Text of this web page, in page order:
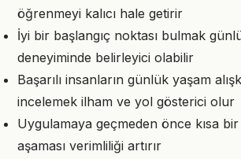
öğrenmeyi kalıcı hale getirir
İyi bir başlangıç noktası bulmak
deneyiminde belirleyici olabilir
Başarılı insanların günlük yaşam
incelemek ilham ve yol gösterici olur
Uygulamaya geçmeden önce kısa
aşaması verimliliği artırır